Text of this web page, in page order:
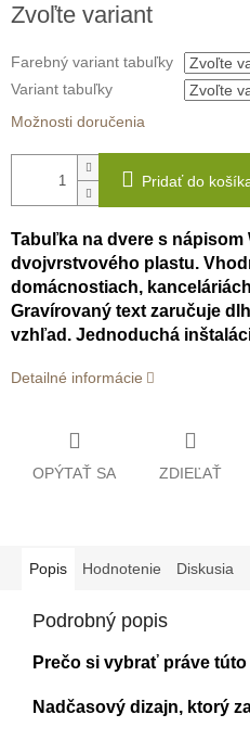
cena:
Zvoľte variant
Farebný variant tabuľky
Variant tabuľky
Možnosti doručenia
Pridať do
Tabuľka na dvere s
dvojvrstvového plastu.
domácnostiach,
Gravírovaný text zaručuje
vzhľad. Jednoduchá
Detailné informácie
OPÝTAŤ SA ZDIEĽAŤ
Popis Hodnotenie Diskusia
Podrobný popis
Prečo si vybrať práve
Nadčasový dizajn, ktorý